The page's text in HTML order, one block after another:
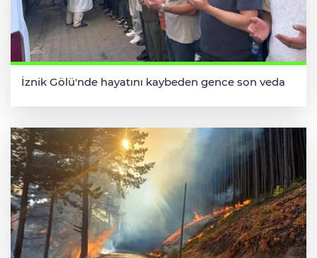
İznik Gölü'nde hayatını kaybeden gence son veda